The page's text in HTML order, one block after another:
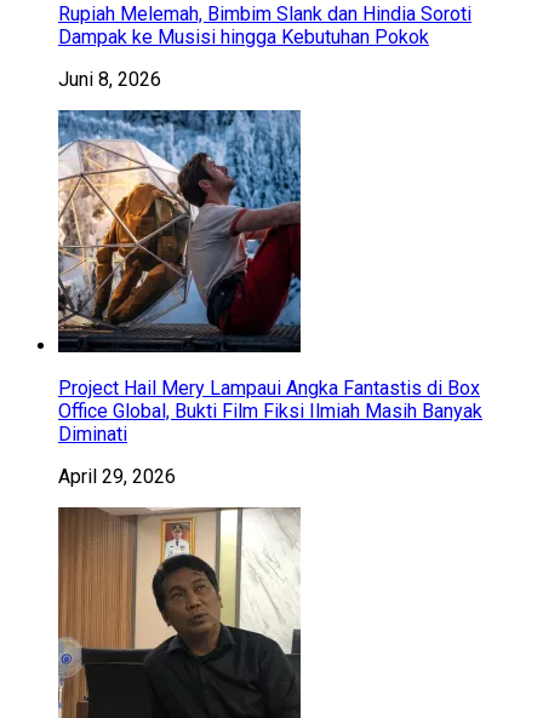
Rupiah Melemah, Bimbim Slank dan Hindia Soroti
Dampak ke Musisi hingga Kebutuhan Pokok
Juni 8, 2026
Project Hail Mery Lampaui Angka Fantastis di Box
Office Global, Bukti Film Fiksi Ilmiah Masih Banyak
Diminati
April 29, 2026